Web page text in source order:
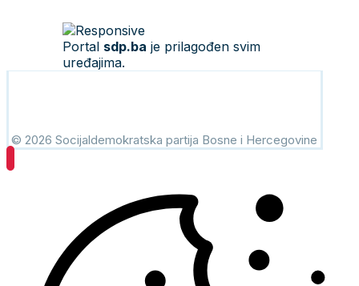
Portal sdp.ba je prilagođen svim
uređajima.
© 2026 Socijaldemokratska partija Bosne i Hercegovine